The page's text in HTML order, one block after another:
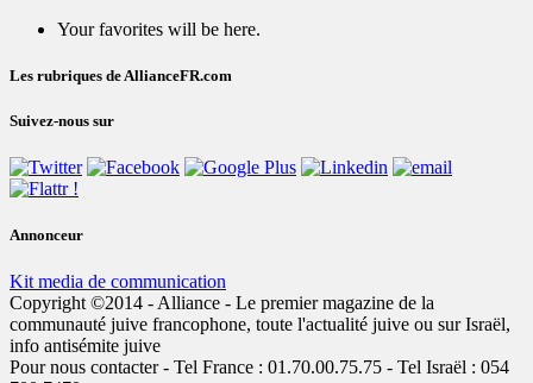
Your favorites will be here.
Les rubriques de AllianceFR.com
Suivez-nous sur
Annonceur
Kit media de communication
Copyright ©2014 - Alliance - Le premier magazine de la
communauté juive francophone, toute l'actualité juive ou sur Israël,
info antisémite juive
Pour nous contacter - Tel France : 01.70.00.75.75 - Tel Israël : 054